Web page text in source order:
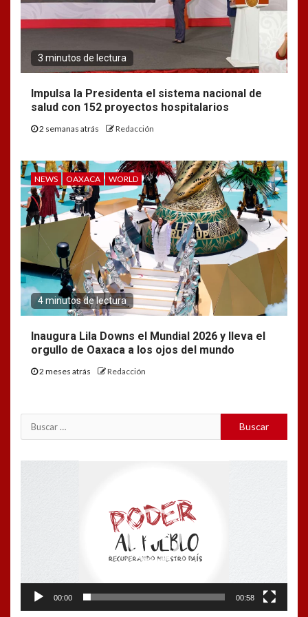
3 minutos de lectura
Impulsa la Presidenta el sistema nacional de
salud con 152 proyectos hospitalarios
2 semanas atrás Redacción
NEWS OAXACA WORLD
4 minutos de lectura
Inaugura Lila Downs el Mundial 2026 y lleva el
orgullo de Oaxaca a los ojos del mundo
2 meses atrás Redacción
Buscar:
00:00 00:58